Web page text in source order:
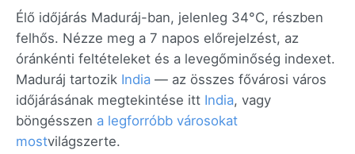
Élő időjárás Maduráj-ban, jelenleg 34°C, részben
felhős. Nézze meg a 7 napos előrejelzést, az
óránkénti feltételeket és a levegőminőség indexet.
Maduráj tartozik India — az összes fővárosi város
időjárásának megtekintése itt India, vagy
böngésszen a legforróbb városokat
mostvilágszerte.